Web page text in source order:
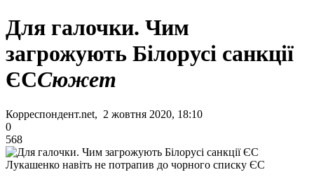
Для галочки. Чим
загрожують Білорусі санкції
ЄССюжет
Корреспондент.net, 2 жовтня 2020, 18:10
0
568
Лукашенко навіть не потрапив до чорного списку ЄС